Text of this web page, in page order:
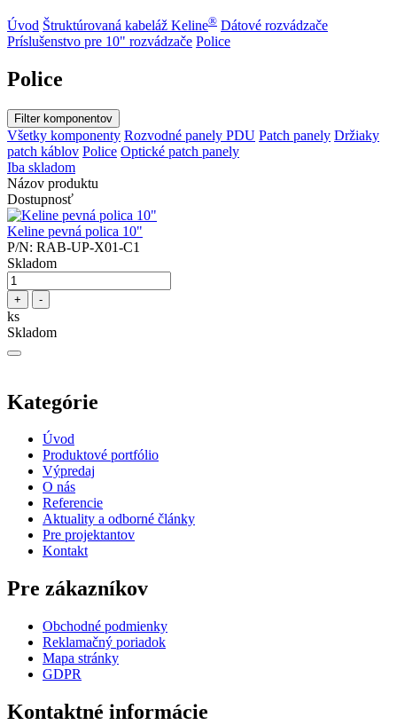
Úvod Štruktúrovaná kabeláž Keline® Dátové rozvádzače
Príslušenstvo pre 10" rozvádzače Police
Police
Filter komponentov
Všetky komponenty Rozvodné panely PDU Patch panely Držiaky
patch káblov Police Optické patch panely
Iba skladom
Názov produktu
Dostupnosť
Keline pevná polica 10"
P/N: RAB-UP-X01-C1
Skladom
+ -
ks
Skladom
Kategórie
Úvod
Produktové portfólio
Výpredaj
O nás
Referencie
Aktuality a odborné články
Pre projektantov
Kontakt
Pre zákazníkov
Obchodné podmienky
Reklamačný poriadok
Mapa stránky
GDPR
Kontaktné informácie